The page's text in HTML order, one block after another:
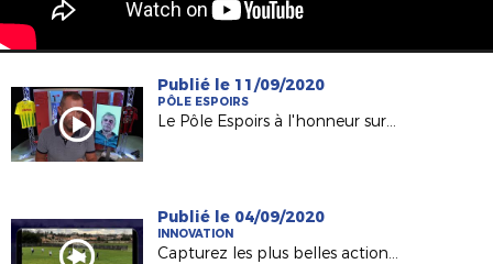
Publié le 11/09/2020
PÔLE ESPOIRS
Le Pôle Espoirs à l'honneur sur France 3 PDL
Publié le 04/09/2020
INNOVATION
Capturez les plus belles actions avec l'application Rematch !